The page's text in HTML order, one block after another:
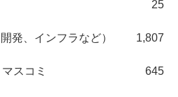
25
発、インフラなど） 1,807
スコミ 645